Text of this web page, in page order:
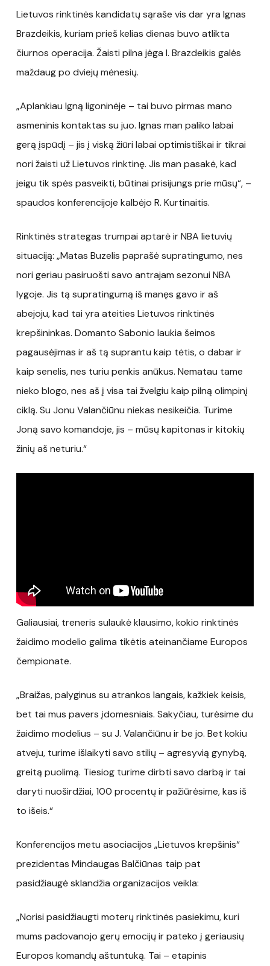
Lietuvos rinktinės kandidatų sąraše vis dar yra Ignas
Brazdeikis, kuriam prieš kelias dienas buvo atlikta
čiurnos operacija. Žaisti pilna jėga I. Brazdeikis galės
maždaug po dviejų mėnesių.
„Aplankiau Igną ligoninėje – tai buvo pirmas mano
asmeninis kontaktas su juo. Ignas man paliko labai
gerą įspūdį – jis į viską žiūri labai optimistiškai ir tikrai
nori žaisti už Lietuvos rinktinę. Jis man pasakė, kad
jeigu tik spės pasveikti, būtinai prisijungs prie mūsų“, –
spaudos konferencijoje kalbėjo R. Kurtinaitis.
Rinktinės strategas trumpai aptarė ir NBA lietuvių
situaciją: „Matas Buzelis paprašė supratingumo, nes
nori geriau pasiruošti savo antrajam sezonui NBA
lygoje. Jis tą supratingumą iš manęs gavo ir aš
abejoju, kad tai yra ateities Lietuvos rinktinės
krepšininkas. Domanto Sabonio laukia šeimos
pagausėjimas ir aš tą suprantu kaip tėtis, o dabar ir
kaip senelis, nes turiu penkis anūkus. Nematau tame
nieko blogo, nes aš į visa tai žvelgiu kaip pilną olimpinį
ciklą. Su Jonu Valančiūnu niekas nesikeičia. Turime
Joną savo komandoje, jis – mūsų kapitonas ir kitokių
žinių aš neturiu.“
Galiausiai, treneris sulaukė klausimo, kokio rinktinės
žaidimo modelio galima tikėtis ateinančiame Europos
čempionate.
„Braižas, palyginus su atrankos langais, kažkiek keisis,
bet tai mus pavers įdomesniais. Sakyčiau, turėsime du
žaidimo modelius – su J. Valančiūnu ir be jo. Bet kokiu
atveju, turime išlaikyti savo stilių – agresyvią gynybą,
greitą puolimą. Tiesiog turime dirbti savo darbą ir tai
daryti nuoširdžiai, 100 procentų ir pažiūrėsime, kas iš
to išeis.“
Konferencijos metu asociacijos „Lietuvos krepšinis“
prezidentas Mindaugas Balčiūnas taip pat
pasidžiaugė sklandžia organizacijos veikla:
„Norisi pasidžiaugti moterų rinktinės pasiekimu, kuri
mums padovanojo gerų emocijų ir pateko į geriausių
Europos komandų aštuntuką. Tai – etapinis